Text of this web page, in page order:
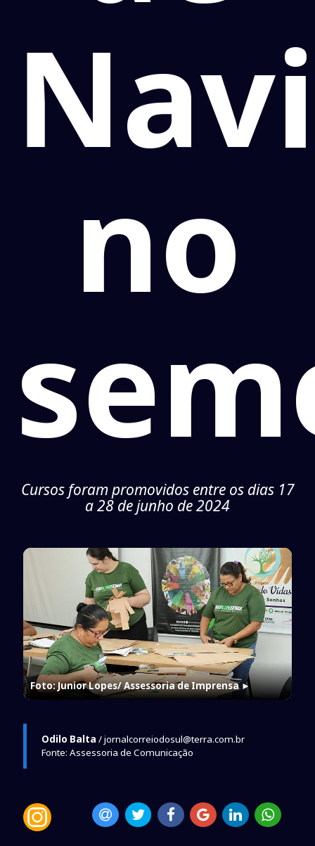
no
Cursos foram promovidos entre os dias 17
a 28 de junho de 2024
Foto: Junior Lopes/ Assessoria de Imprensa►
Odilo Balta / jornalcorreiodosul@terra.com.br
Fonte: Assessoria de Comunicação